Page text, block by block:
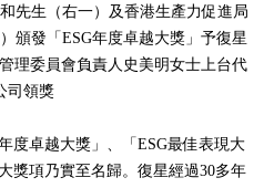
先生（右一）及香港生產力促進局
頒發「ESG年度卓越大獎」予復星
理委員會負責人史美明女士上台代
司領獎
度卓越大獎」、「ESG最佳表現大
獎項乃實至名歸。復星經過30多年